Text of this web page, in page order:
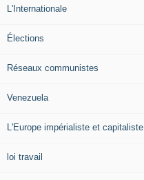
L'Internationale
Élections
Réseaux communistes
Venezuela
L'Europe impérialiste et capitaliste
loi travail